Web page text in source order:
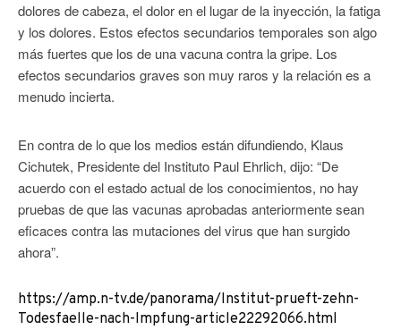
dolores de cabeza, el dolor en el lugar de la inyección, la fatiga
y los dolores. Estos efectos secundarios temporales son algo
más fuertes que los de una vacuna contra la gripe. Los
efectos secundarios graves son muy raros y la relación es a
menudo incierta.
En contra de lo que los medios están difundiendo, Klaus
Cichutek, Presidente del Instituto Paul Ehrlich, dijo: “De
acuerdo con el estado actual de los conocimientos, no hay
pruebas de que las vacunas aprobadas anteriormente sean
eficaces contra las mutaciones del virus que han surgido
ahora”.
https://amp.n-tv.de/panorama/Institut-prueft-zehn-
Todesfaelle-nach-Impfung-article22292066.html